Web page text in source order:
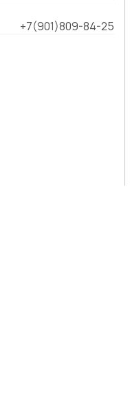
+7(901)809-84-25